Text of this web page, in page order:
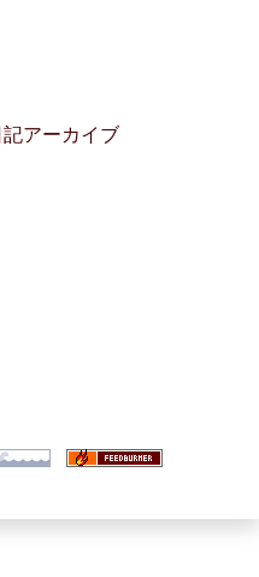
アーカイブ